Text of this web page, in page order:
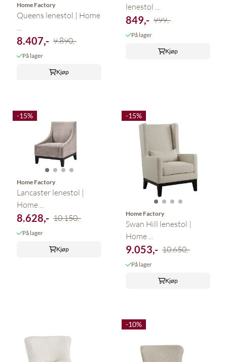
Home Factory
Queens lenestol | Home
...
8.407,- 9.890,-
På lager
Kjøp
lenestol ...
849,- 999,-
På lager
Kjøp
-15%
Home Factory
Lancaster lenestol |
Home ...
8.628,- 10.150,-
På lager
Kjøp
-15%
Home Factory
Swan Hill lenestol |
Home ...
9.053,- 10.650,-
På lager
Kjøp
-10%